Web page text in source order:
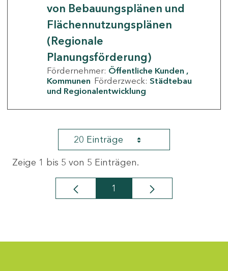
von Bebauungsplänen und
Flächennutzungsplänen
(Regionale
Planungsförderung)
Fördernehmer: Öffentliche Kunden
Kommunen Förderzweck: Städtebau
und Regionalentwicklung
20 Einträge
Zeige 1 bis 5 von 5 Einträgen.
Seite
1